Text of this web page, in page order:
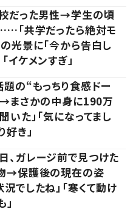
だった男性→学生の頃
「共学だったら絶対モ
光景に「今から告白し
イケメンすぎ」
の“もっちり食感ドー
→まさかの中身に190万
いた」「気になってまし
好き」
、ガレージ前で見つけた
→保護後の現在の姿
でしたね」「寒くて動け